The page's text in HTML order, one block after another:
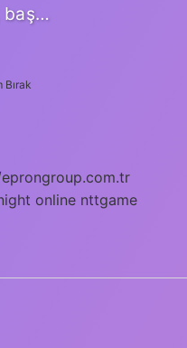
baş…
Bırak
online nttgame